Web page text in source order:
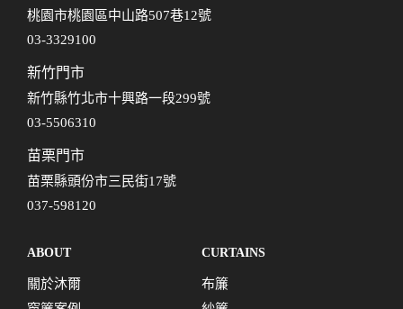
桃園市桃園區中山路507巷12號
03-3329100
新竹門市
新竹縣竹北市十興路一段299號
03-5506310
苗栗門市
苗栗縣頭份市三民街17號
037-598120
ABOUT
關於沐爾
CURTAINS
布簾